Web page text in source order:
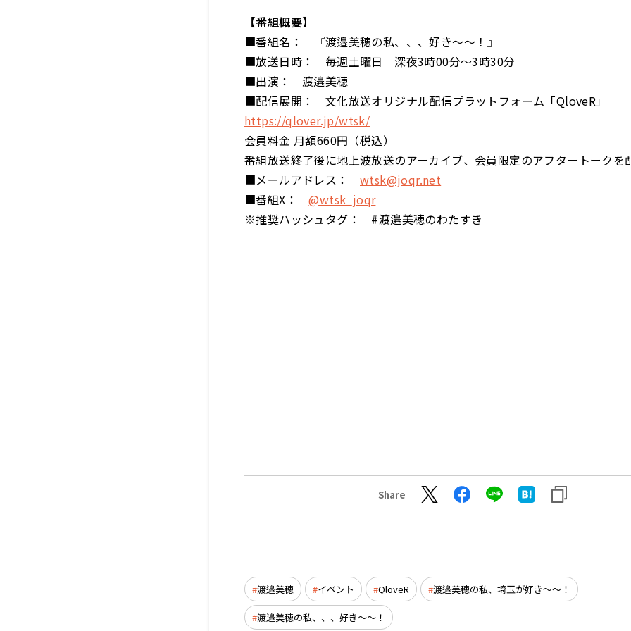
【番組概要】
■番組名： 『渡邉美穂の私、、、好き～～！』
■放送日時： 毎週土曜日 深夜3時00分～3時30分
■出演： 渡邉美穂
■配信展開： 文化放送オリジナル配信プラットフォーム「QloveR」
https://qlover.jp/wtsk/
会員料金 月額660円（税込）
番組放送終了後に地上波放送のアーカイブ、会員限定のアフタートークを
■メールアドレス： wtsk@joqr.net
■番組X：@wtsk_joqr
※推奨ハッシュタグ： #渡邉美穂のわたすき
Share
渡邉美穂 イベント QloveR 渡邉美穂の私、埼玉が好き～～！
渡邉美穂の私、、、好き～～！